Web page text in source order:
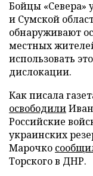
Бойцы «Севера»
и Сумской
обнаруживают
местных
использовать
дислокации.
Как писала
освободили
Российские
украинских
Марочко
Торского в ДНР.